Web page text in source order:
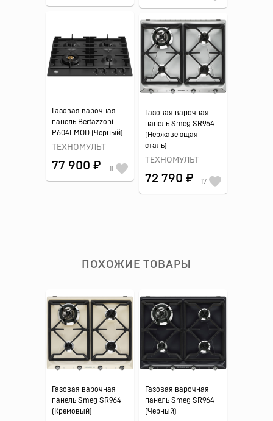
Газовая варочная
панель Bertazzoni
P604LMOD (Черный)
ТЕХНОМУЛЬТ
77 900 ₽ 11
Газовая варочная
панель Smeg SR964
(Нержавеющая
сталь)
ТЕХНОМУЛЬТ
72 790 ₽ 17
ПОХОЖИЕ ТОВАРЫ
Газовая варочная
панель Smeg SR964
(Кремовый)
Газовая варочная
панель Smeg SR964
(Черный)